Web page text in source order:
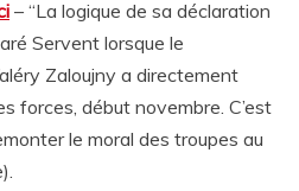
– “La logique de sa déclaration
Servent lorsque le
Zaloujny a directement
forces, début novembre. C’est
le moral des troupes au